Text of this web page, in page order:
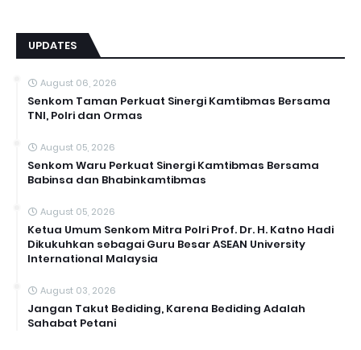
UPDATES
August 06, 2026
Senkom Taman Perkuat Sinergi Kamtibmas Bersama
TNI, Polri dan Ormas
August 05, 2026
Senkom Waru Perkuat Sinergi Kamtibmas Bersama
Babinsa dan Bhabinkamtibmas
August 05, 2026
Ketua Umum Senkom Mitra Polri Prof. Dr. H. Katno Hadi
Dikukuhkan sebagai Guru Besar ASEAN University
International Malaysia
August 03, 2026
Jangan Takut Bediding, Karena Bediding Adalah
Sahabat Petani